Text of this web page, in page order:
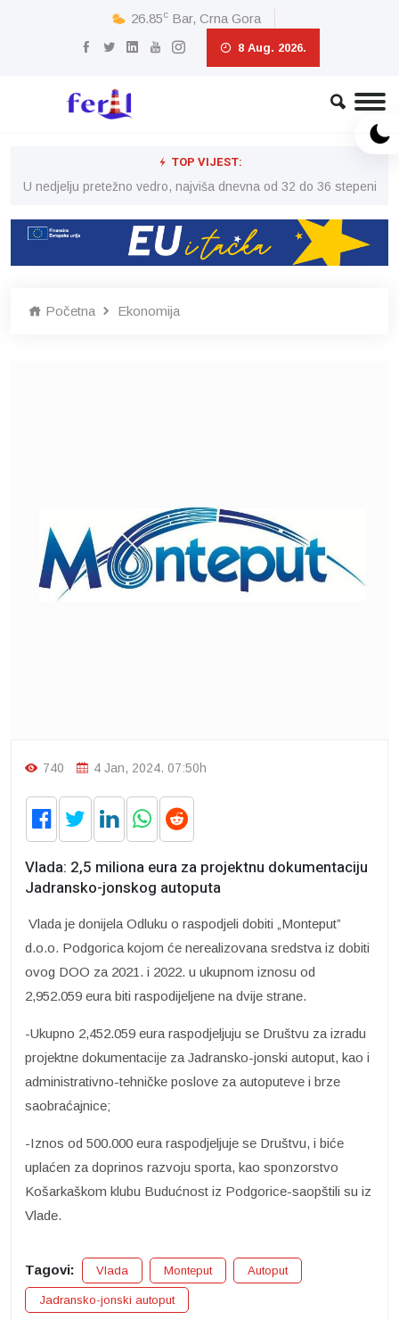
26.85c Bar, Crna Gora
8 Aug. 2026.
TOP VIJEST:
U nedjelju pretežno vedro, najviša dnevna od 32 do 36 stepeni
Početna Ekonomija
740 4 Jan, 2024. 07:50h
Vlada: 2,5 miliona eura za projektnu dokumentaciju
Jadransko-jonskog autoputa
Vlada je donijela Odluku o raspodjeli dobiti „Monteput”
d.o.o. Podgorica kojom će nerealizovana sredstva iz dobiti
ovog DOO za 2021. i 2022. u ukupnom iznosu od
2,952.059 eura biti raspodijeljene na dvije strane.
-Ukupno 2,452.059 eura raspodjeljuju se Društvu za izradu
projektne dokumentacije za Jadransko-jonski autoput, kao i
administrativno-tehničke poslove za autoputeve i brze
saobraćajnice;
-Iznos od 500.000 eura raspodjeljuje se Društvu, i biće
uplaćen za doprinos razvoju sporta, kao sponzorstvo
Košarkaškom klubu Budućnost iz Podgorice-saopštili su iz
Vlade.
Tagovi: Vlada Monteput Autoput
Jadransko-jonski autoput